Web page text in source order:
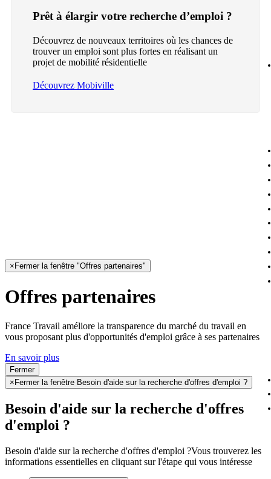
Prêt à élargir votre recherche d’emploi ?
Découvrez de nouveaux territoires où les chances de
trouver un emploi sont plus fortes en réalisant un
projet de mobilité résidentielle
Découvrez Mobiville
× Fermer la fenêtre "Offres partenaires"
Offres partenaires
France Travail améliore la transparence du marché du travail en
vous proposant plus d'opportunités d'emploi grâce à ses partenaires
En savoir plus
Fermer
× Fermer la fenêtre Besoin d'aide sur la recherche d'offres d'emploi ?
Besoin d'aide sur la recherche d'offres
d'emploi ?
Besoin d'aide sur la recherche d'offres d'emploi ?Vous trouverez les
informations essentielles en cliquant sur l'étape qui vous intéresse